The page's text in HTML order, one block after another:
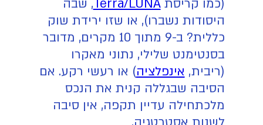
(כמו קריסתTerra/LUNA, שבה
היסודות נשברו), או שזו ירידת שוק
כללית? ב-9 מתוך 10 מקרים, מדובר
בסנטימנט שלילי, נתוני מאקרו
(ריבית, אינפלציה) או רעשי רקע. אם
הסיבה שבגללה קנית את הנכס
מלכתחילה עדיין תקפה, אין סיבה